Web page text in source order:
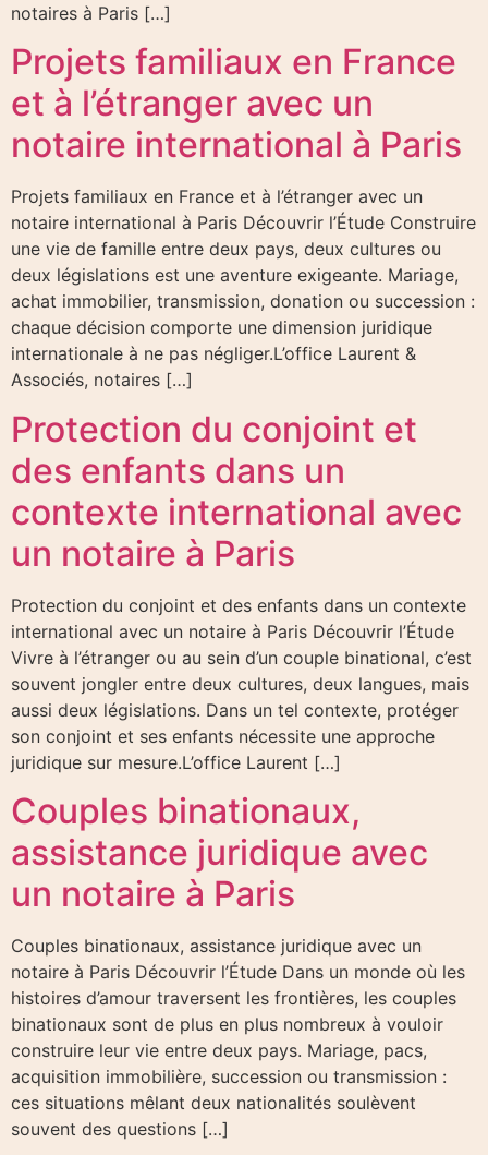
notaires à Paris […]
Projets familiaux en France
et à l’étranger avec un
notaire international à Paris
Projets familiaux en France et à l’étranger avec un
notaire international à Paris Découvrir l’Étude Construire
une vie de famille entre deux pays, deux cultures ou
deux législations est une aventure exigeante. Mariage,
achat immobilier, transmission, donation ou succession :
chaque décision comporte une dimension juridique
internationale à ne pas négliger.L’office Laurent &
Associés, notaires […]
Protection du conjoint et
des enfants dans un
contexte international avec
un notaire à Paris
Protection du conjoint et des enfants dans un contexte
international avec un notaire à Paris Découvrir l’Étude
Vivre à l’étranger ou au sein d’un couple binational, c’est
souvent jongler entre deux cultures, deux langues, mais
aussi deux législations. Dans un tel contexte, protéger
son conjoint et ses enfants nécessite une approche
juridique sur mesure.L’office Laurent […]
Couples binationaux,
assistance juridique avec
un notaire à Paris
Couples binationaux, assistance juridique avec un
notaire à Paris Découvrir l’Étude Dans un monde où les
histoires d’amour traversent les frontières, les couples
binationaux sont de plus en plus nombreux à vouloir
construire leur vie entre deux pays. Mariage, pacs,
acquisition immobilière, succession ou transmission :
ces situations mêlant deux nationalités soulèvent
souvent des questions […]